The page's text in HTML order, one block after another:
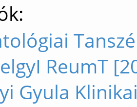
ReumT
Gyula